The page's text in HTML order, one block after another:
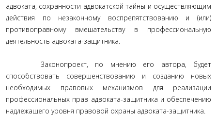
адвоката, сохранности адвокатской тайны и осуществляющим
действия по незаконному воспрепятствованию и (или)
противоправному вмешательству в профессиональную
деятельность адвоката-защитника.
Законопроект, по мнению его автора, будет
способствовать совершенствованию и созданию новых
необходимых правовых механизмов для реализации
профессиональных прав адвоката-защитника и обеспечению
надлежащего уровня правовой охраны адвоката-защитника.